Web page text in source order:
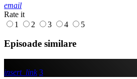
email
Rate it
1
2 3 4 5
Episoade similare
insert_link 3